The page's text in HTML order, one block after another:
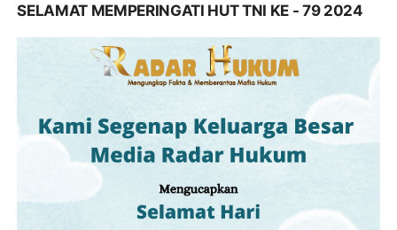
SELAMAT MEMPERINGATI HUT TNI KE - 79 2024